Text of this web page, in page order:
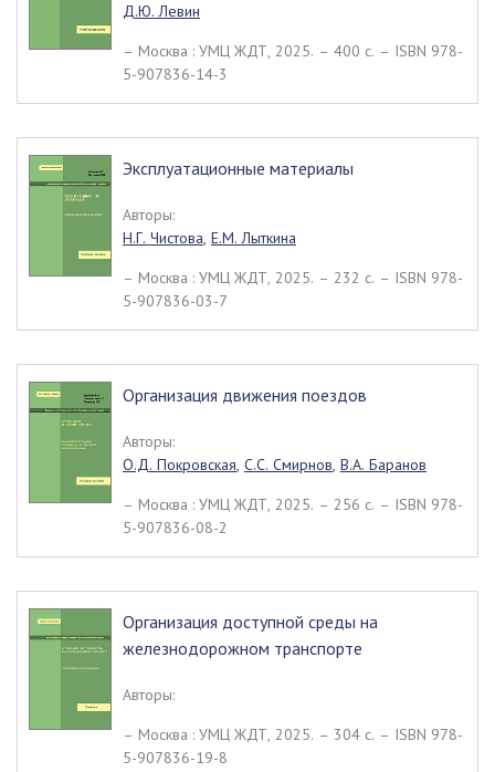
Д.Ю. Левин
– Москва : УМЦ ЖДТ, 2025. – 400 c. – ISBN 978-
5-907836-14-3
Эксплуатационные материалы
Авторы:
Н.Г. Чистова, Е.М. Лыткина
– Москва : УМЦ ЖДТ, 2025. – 232 c. – ISBN 978-
5-907836-03-7
Организация движения поездов
Авторы:
О.Д. Покровская, С.С. Смирнов, В.А. Баранов
– Москва : УМЦ ЖДТ, 2025. – 256 c. – ISBN 978-
5-907836-08-2
Организация доступной среды на
железнодорожном транспорте
Авторы:
– Москва : УМЦ ЖДТ, 2025. – 304 c. – ISBN 978-
5-907836-19-8